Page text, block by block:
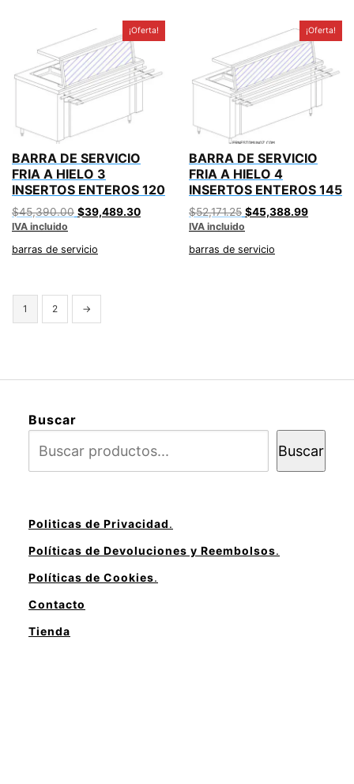
¡Oferta!
BARRA DE SERVICIO
FRIA A HIELO 3
INSERTOS ENTEROS 120
$45,390.00 Original
was:
$45,390.00.
$39,489.30Current
$39,489.30.
IVA incluido
barras de servicio
¡Oferta!
BARRA DE SERVICIO
FRIA A HIELO 4
INSERTOS ENTEROS 145
$52,171.25 Original
was:
$52,171.25.
$45,388.99Current
IVA incluido
barras de servicio
1 2 →
Buscar
Buscar
Politicas de Privacidad.
Políticas de Devoluciones y Reembolsos.
Políticas de Cookies.
Contacto
Tienda